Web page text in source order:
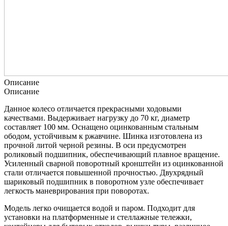
Описание
Описание
Данное колесо отличается прекрасными ходовыми
качествами. Выдерживает нагрузку до 70 кг, диаметр
составляет 100 мм. Оснащено оцинкованным стальным
ободом, устойчивым к ржавчине. Шинка изготовлена из
прочной литой черной резины. В оси предусмотрен
роликовый подшипник, обеспечивающий плавное вращение.
Усиленный сварной поворотный кронштейн из оцинкованной
стали отличается повышенной прочностью. Двухрядный
шариковый подшипник в поворотном узле обеспечивает
легкость маневрирования при поворотах.
Модель легко очищается водой и паром. Подходит для
установки на платформенные и стеллажные тележки,